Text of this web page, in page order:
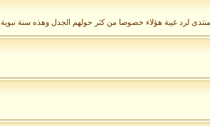
لرد غيبة هؤلاء خصوصا من كثر حولهم الجدل وهذه سنة نبوية